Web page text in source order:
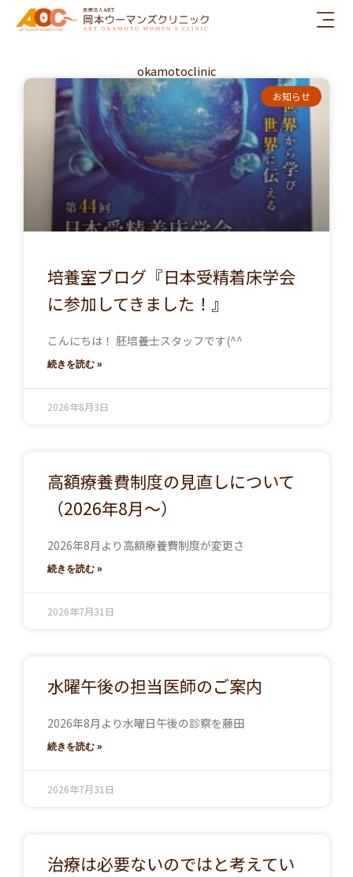
okamotoclinic
お知らせ
培養室ブログ『日本受精着床学会
に参加してきました！』
こんにちは！ 胚培養士スタッフです(^^
続きを読む »
2026年8月3日
高額療養費制度の見直しについて
（2026年8月～）
2026年8月より高額療養費制度が変更さ
続きを読む »
2026年7月31日
水曜午後の担当医師のご案内
2026年8月より水曜日午後の診察を藤田
続きを読む »
2026年7月31日
治療は必要ないのではと考えてい
ペ
ー
ジ
ペ
ペ
ジ
ペ
ー
ジ
ペ
ー
ジ